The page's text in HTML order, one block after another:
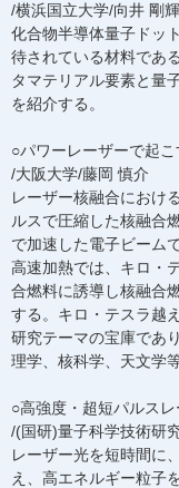
/横浜国立大学/向井 剛輝
化合物半導体量子ドッ
待されている材料であ
タマテリアル要素と量
を紹介する。
○パワーレーザーで起
/大阪大学/藤岡 慎介
レーザー核融合におけ
ルスで圧縮した核融合
で加速した電子ビーム
高速加熱では、キロ・
合燃料に誘導し核融合
する。キロ・テスラ越
研究テーマの宝庫であ
理学、核科学、天文学
○高強度・超短パルス
/(国研)量子科学技術研
レーザー光を短時間に
え、高エネルギー粒子